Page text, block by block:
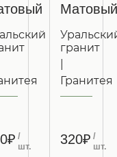
/
шт.
Матовый
гранит
Гранитея
320₽ /
шт.